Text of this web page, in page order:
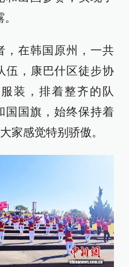
，在韩国原州，一共
伍，康巴什区徒步协
装，排着整齐的队
国国旗，始终保持着
家感觉特别骄傲。